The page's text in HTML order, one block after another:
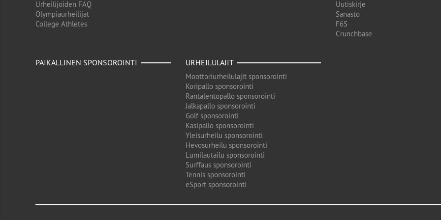
Urheilijoiden FAQ
Olympiaurheilijat
College Athletes
Uutiskirje
Sanasto
F6S
Crunchbase
PAIKALLINEN SPONSOROINTI URHEILULAJIT
Moottoriurheilulajit sponsorointi
Koripallo sponsorointi
Rantalentopallo sponsorointi
Jalkapallo sponsorointi
Golf sponsorointi
Käsipallo sponsorointi
Yleisurheilu sponsorointi
Hevosurheilu sponsorointi
Lumilautailu sponsorointi
Surffaus sponsorointi
Tennis sponsorointi
eSport sponsorointi